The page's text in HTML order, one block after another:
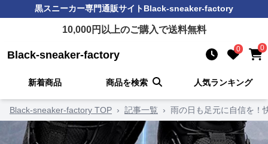
黒スニーカー専門通販サイトBlack-sneaker-factory
10,000円以上のご購入で送料無料
Black-sneaker-factory 0 0
新着商品 商品を検索 人気ランキング
Black-sneaker-factory TOP › 記事一覧 › 雨の日も足元に自信を！